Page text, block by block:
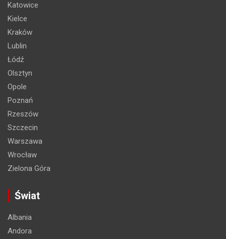
Katowice
Kielce
Kraków
Lublin
Łódź
Olsztyn
Opole
Poznań
Rzeszów
Szczecin
Warszawa
Wrocław
Zielona Góra
Świat
Albania
Andora